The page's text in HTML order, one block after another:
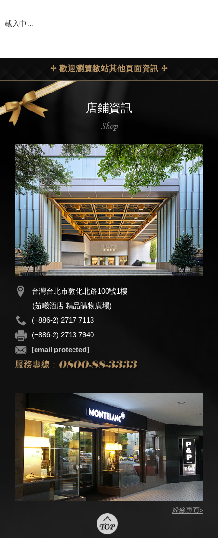
載入中…
✢ 歡迎瀏覽敝站其他頁面資訊 ✢
店鋪資訊
Shop
台灣台北市敦化北路100號1樓
(茹曦酒店 精品購物廣場)
(+886-2) 2717 7113
(+886-2) 2713 7940
[email protected]
粉絲專頁>